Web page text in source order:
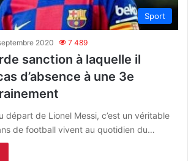
Sport
2020 7 489
sanction à laquelle il
d’absence à une 3e
départ de Lionel Messi, c’est un véritable
de football vivent au quotidien du…